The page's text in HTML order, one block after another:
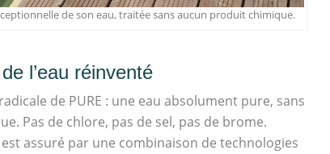
de son eau, traitée sans aucun produit chimique.
l’eau réinventé
de PURE : une eau absolument pure, sans
Pas de chlore, pas de sel, pas de brome.
assuré par une combinaison de technologies